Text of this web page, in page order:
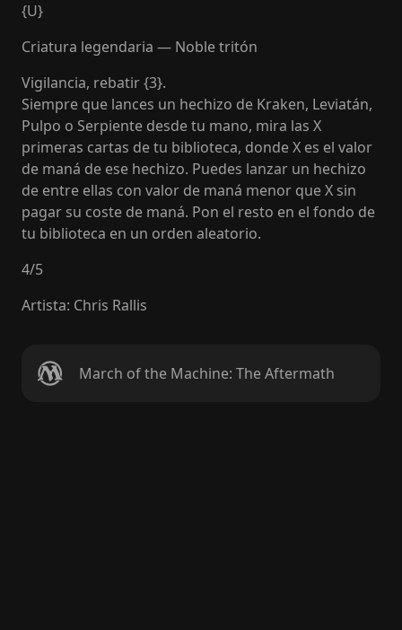
{U}
Criatura legendaria — Noble tritón
Vigilancia, rebatir {3}.
Siempre que lances un hechizo de Kraken, Leviatán,
Pulpo o Serpiente desde tu mano, mira las X
primeras cartas de tu biblioteca, donde X es el valor
de maná de ese hechizo. Puedes lanzar un hechizo
de entre ellas con valor de maná menor que X sin
pagar su coste de maná. Pon el resto en el fondo de
tu biblioteca en un orden aleatorio.
4/5
Artista: Chris Rallis
March of the Machine: The Aftermath